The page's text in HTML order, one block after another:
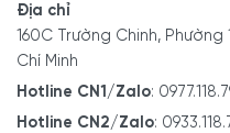
Địa chỉ
160C Trường Chinh,
Chí Minh
Hotline CN1/Zalo:
Hotline CN2/Zalo: